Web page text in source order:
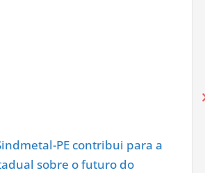
PE contribui para a
sobre o futuro do